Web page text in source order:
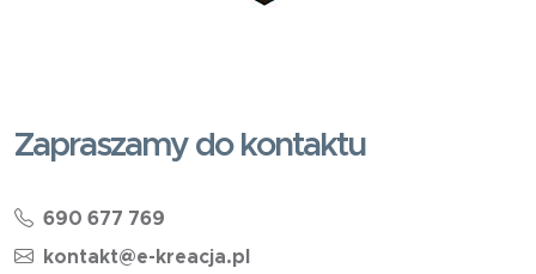
Zapraszamy do kontaktu
690 677 769
kontakt@e-kreacja.pl